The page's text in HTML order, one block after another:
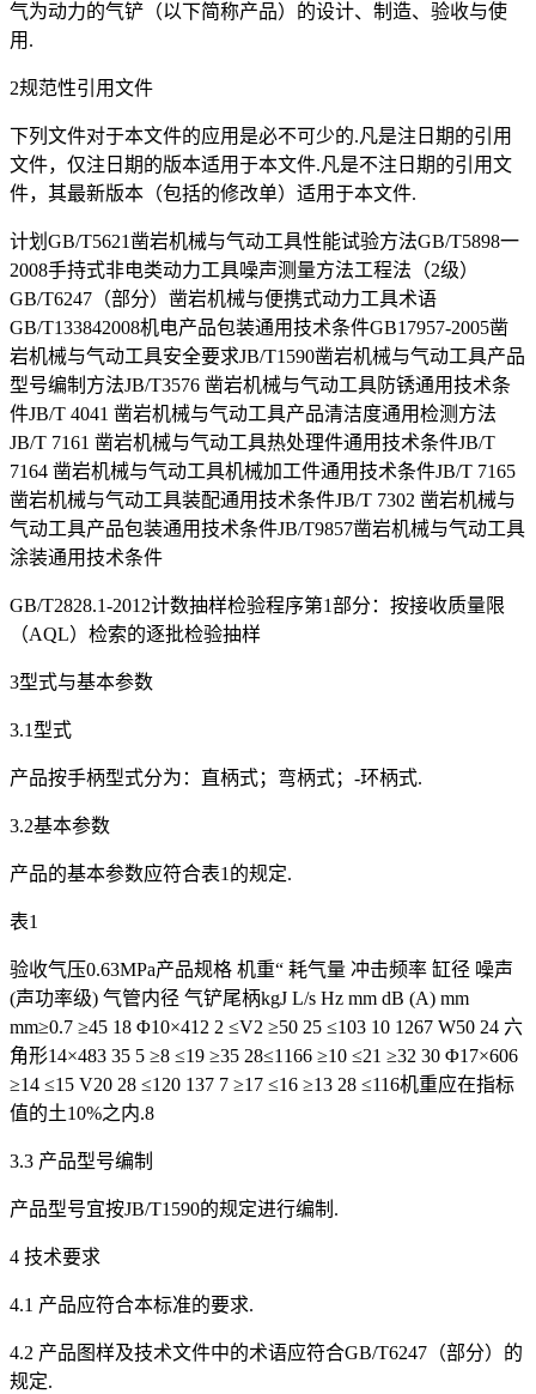
气为动力的气铲（以下简称产品）的设计、制造、验收与使
用.
2规范性引用文件
下列文件对于本文件的应用是必不可少的.凡是注日期的引用
文件，仅注日期的版本适用于本文件.凡是不注日期的引用文
件，其最新版本（包括的修改单）适用于本文件.
计划GB/T5621凿岩机械与气动工具性能试验方法GB/T5898一
2008手持式非电类动力工具噪声测量方法工程法（2级）
GB/T6247（部分）凿岩机械与便携式动力工具术语
GB/T133842008机电产品包装通用技术条件GB17957-2005凿
岩机械与气动工具安全要求JB/T1590凿岩机械与气动工具产品
型号编制方法JB/T3576 凿岩机械与气动工具防锈通用技术条
件JB/T 4041 凿岩机械与气动工具产品清洁度通用检测方法
JB/T 7161 凿岩机械与气动工具热处理件通用技术条件JB/T
7164 凿岩机械与气动工具机械加工件通用技术条件JB/T 7165
凿岩机械与气动工具装配通用技术条件JB/T 7302 凿岩机械与
气动工具产品包装通用技术条件JB/T9857凿岩机械与气动工具
涂装通用技术条件
GB/T2828.1-2012计数抽样检验程序第1部分：按接收质量限
（AQL）检索的逐批检验抽样
3型式与基本参数
3.1型式
产品按手柄型式分为：直柄式；弯柄式；-环柄式.
3.2基本参数
产品的基本参数应符合表1的规定.
表1
验收气压0.63MPa产品规格 机重“ 耗气量 冲击频率 缸径 噪声
(声功率级) 气管内径 气铲尾柄kgJ L/s Hz mm dB (A) mm
mm≥0.7 ≥45 18 Φ10×412 2 ≤V2 ≥50 25 ≤103 10 1267 W50 24 六
角形14×483 35 5 ≥8 ≤19 ≥35 28≤1166 ≥10 ≤21 ≥32 30 Φ17×606
≥14 ≤15 V20 28 ≤120 137 7 ≥17 ≤16 ≥13 28 ≤116机重应在指标
值的土10%之内.8
3.3 产品型号编制
产品型号宜按JB/T1590的规定进行编制.
4 技术要求
4.1 产品应符合本标准的要求.
4.2 产品图样及技术文件中的术语应符合GB/T6247（部分）的
规定.